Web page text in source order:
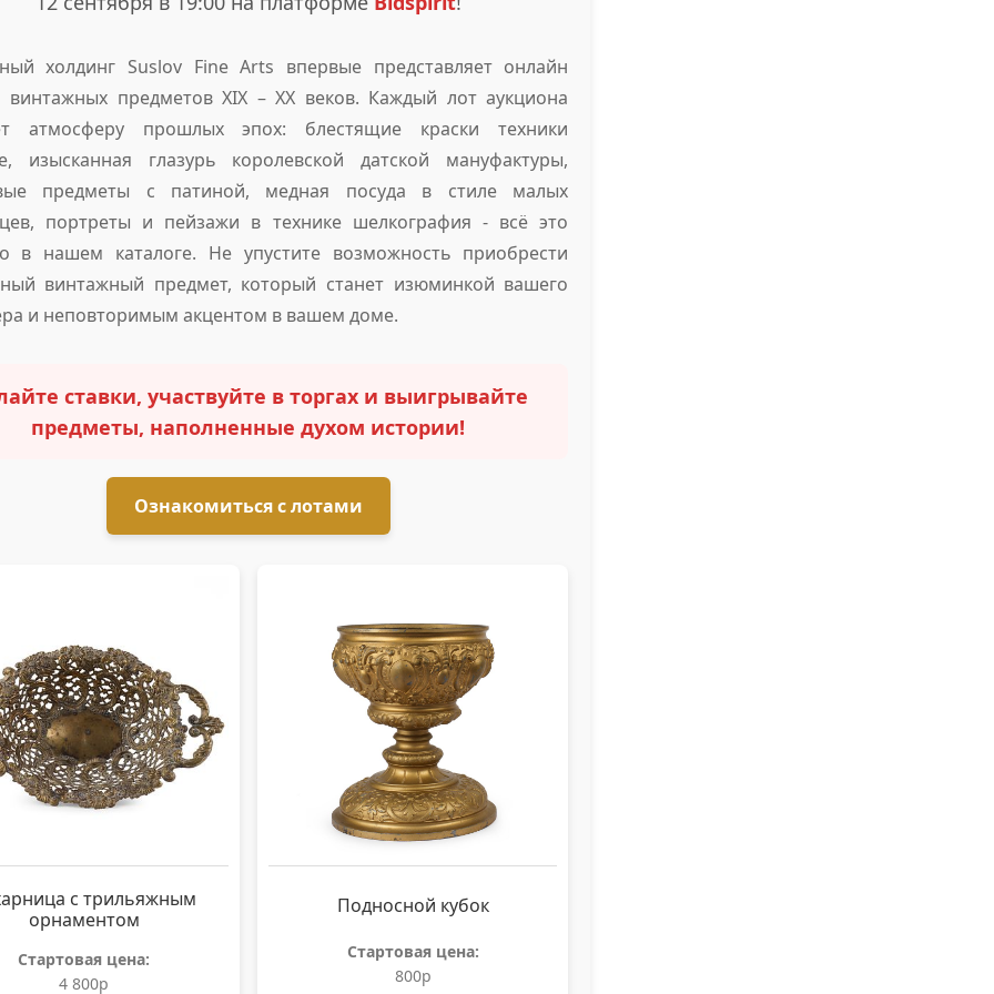
холдинг Suslov Fine Arts впервые представляет онлайн
винтажных предметов XIX – XX веков. Каждый лот аукциона
атмосферу прошлых эпох: блестящие краски техники
изысканная глазурь королевской датской мануфактуры,
предметы с патиной, медная посуда в стиле малых
портреты и пейзажи в технике шелкография - всё это
в нашем каталоге. Не упустите возможность приобрести
винтажный предмет, который станет изюминкой вашего
и неповторимым акцентом в вашем доме.
ставки, участвуйте в торгах и выигрывайте
предметы, наполненные духом истории!
Ознакомиться с лотами
с трильяжным
орнаментом
Стартовая цена:
4 800р
Подносной кубок
Стартовая цена:
800р